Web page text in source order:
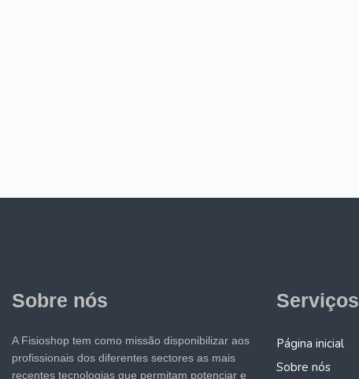
Sobre nós
A Fisioshop tem como missão disponibilizar aos
profissionais dos diferentes sectores as mais
recentes tecnologias que permitam potenciar e
Serviços
Página inicial
Sobre nós